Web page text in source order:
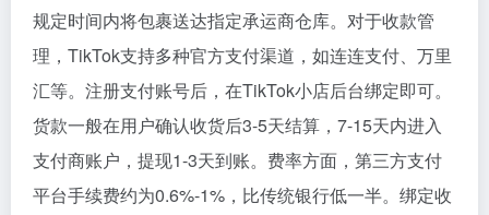
规定时间内将包裹送达指定承运商仓库。对于收款管
理，TikTok支持多种官方支付渠道，如连连支付、万里
汇等。注册支付账号后，在TikTok小店后台绑定即可。
货款一般在用户确认收货后3-5天结算，7-15天内进入
支付商账户，提现1-3天到账。费率方面，第三方支付
平台手续费约为0.6%-1%，比传统银行低一半。绑定收